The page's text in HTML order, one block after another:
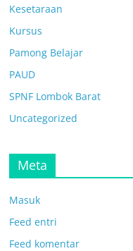
Kesetaraan
Kursus
Pamong Belajar
PAUD
SPNF Lombok Barat
Uncategorized
Meta
Masuk
Feed entri
Feed komentar